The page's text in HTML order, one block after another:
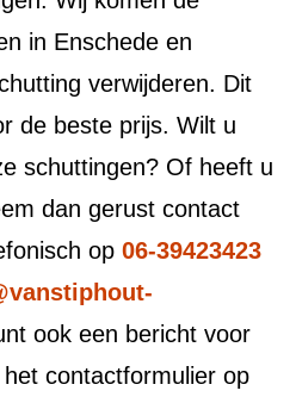
in Enschede en
verwijderen. Dit
de beste prijs. Wilt u
schuttingen? Of heeft u
dan gerust contact
op 06-39423423
ook een bericht voor
contactformulier op